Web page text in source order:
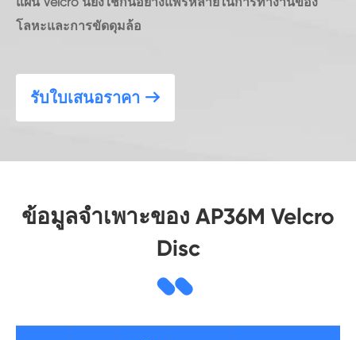
โลหะและการขัดดุมล้อ
รับใบเสนอราคา 
ข้อมูลจำเพาะของ AP36M Velcro
Disc